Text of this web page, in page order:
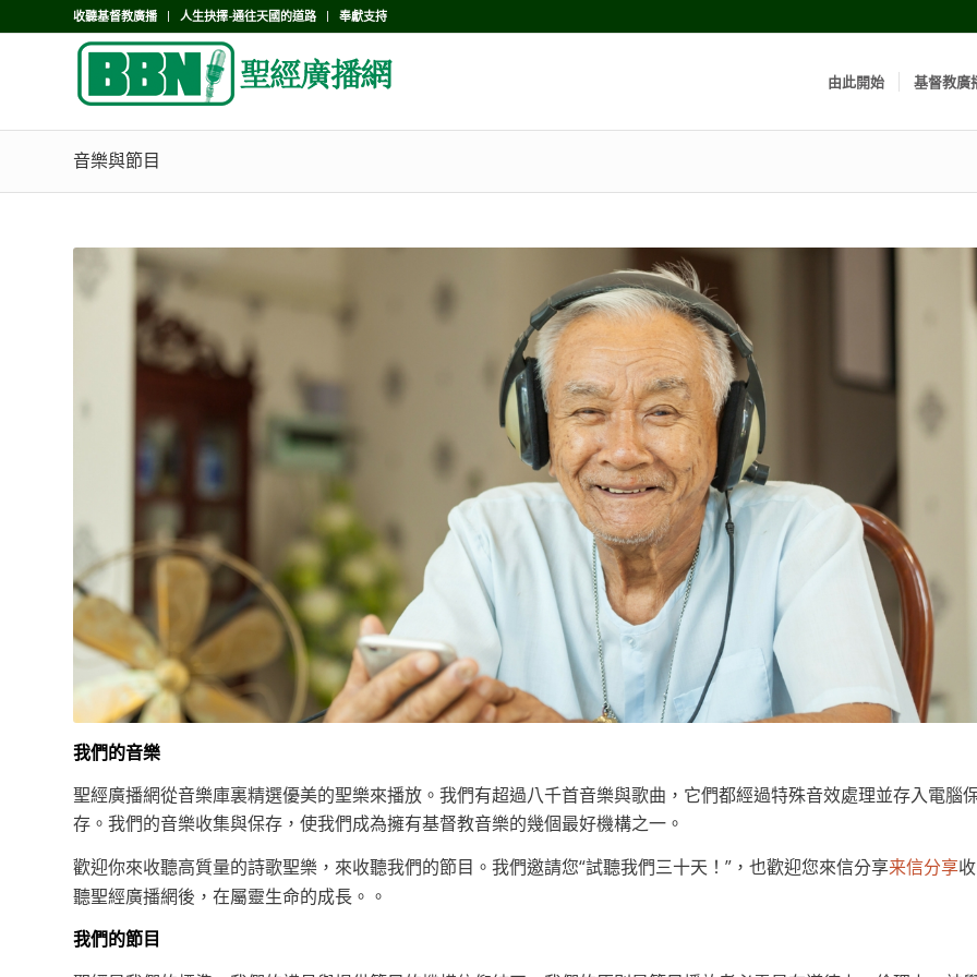
收聽基督教廣播 人生抉擇-通往天國的道路 奉獻支持
由此開始 基督教廣
音樂與節目
我們的音樂
聖經廣播網從音樂庫裏精選優美的聖樂來播放。我們有超過八千首音樂與歌曲，它們都經過特殊音效處理並存入電腦
存。我們的音樂收集與保存，使我們成為擁有基督教音樂的幾個最好機構之一。
歡迎你來收聽高質量的詩歌聖樂，來收聽我們的節目。我們邀請您“試聽我們三十天！”，也歡迎您來信分享来信分享收
聽聖經廣播網後，在屬靈生命的成長。。
我們的節目